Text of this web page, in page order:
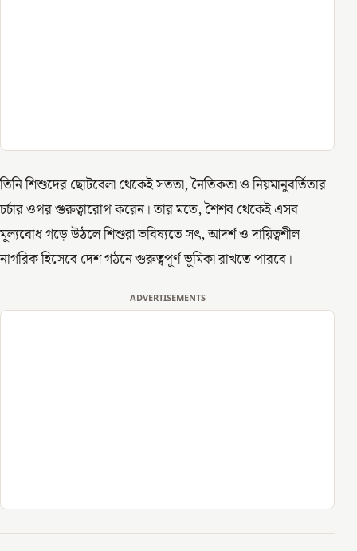
তিনি শিশুদের ছোটবেলা থেকেই সততা, নৈতিকতা ও নিয়মানুবর্তিতার
চর্চার ওপর গুরুত্বারোপ করেন। তার মতে, শৈশব থেকেই এসব
মূল্যবোধ গড়ে উঠলে শিশুরা ভবিষ্যতে সৎ, আদর্শ ও দায়িত্বশীল
নাগরিক হিসেবে দেশ গঠনে গুরুত্বপূর্ণ ভূমিকা রাখতে পারবে।
ADVERTISEMENTS